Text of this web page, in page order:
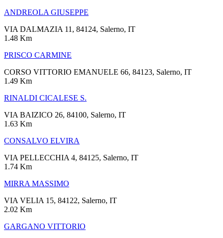
ANDREOLA GIUSEPPE
VIA DALMAZIA 11, 84124, Salerno, IT
1.48 Km
PRISCO CARMINE
CORSO VITTORIO EMANUELE 66, 84123, Salerno, IT
1.49 Km
RINALDI CICALESE S.
VIA BAIZICO 26, 84100, Salerno, IT
1.63 Km
CONSALVO ELVIRA
VIA PELLECCHIA 4, 84125, Salerno, IT
1.74 Km
MIRRA MASSIMO
VIA VELIA 15, 84122, Salerno, IT
2.02 Km
GARGANO VITTORIO